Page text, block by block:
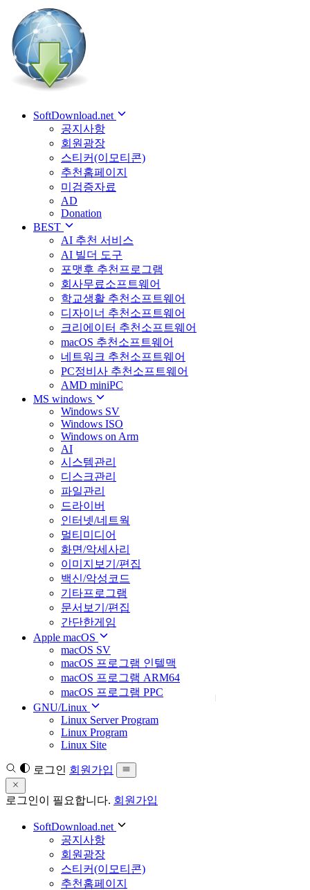
SoftDownload.net
공지사항
회원광장
스티커(이모티콘)
추천홈페이지
미검증자료
AD
Donation
BEST
AI 추천 서비스
AI 빌더 도구
포맷후 추천프로그램
회사무료소프트웨어
학교생활 추천소프트웨어
디자이너 추천소프트웨어
크리에이터 추천소프트웨어
macOS 추천소프트웨어
네트워크 추천소프트웨어
PC정비사 추천소프트웨어
AMD miniPC
MS windows
Windows SV
Windows ISO
Windows on Arm
AI
시스템관리
디스크관리
파일관리
드라이버
인터넷/네트웍
멀티미디어
화면/악세사리
이미지보기/편집
백신/악성코드
기타프로그램
문서보기/편집
간단한게임
Apple macOS
macOS SV
macOS 프로그램 인텔맥
macOS 프로그램 ARM64
macOS 프로그램 PPC
GNU/Linux
Linux Server Program
Linux Program
Linux Site
로그인 회원가입
로그인이 필요합니다. 회원가입
SoftDownload.net
공지사항
회원광장
스티커(이모티콘)
추천홈페이지